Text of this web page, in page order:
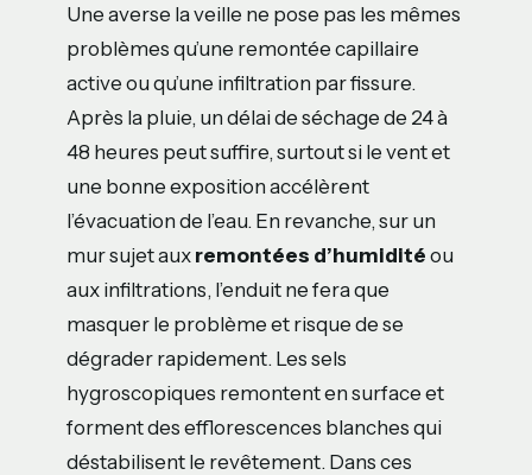
Une averse la veille ne pose pas les mêmes
problèmes qu’une remontée capillaire
active ou qu’une infiltration par fissure.
Après la pluie, un délai de séchage de 24 à
48 heures peut suffire, surtout si le vent et
une bonne exposition accélèrent
l’évacuation de l’eau. En revanche, sur un
mur sujet aux remontées d’humidité ou
aux infiltrations, l’enduit ne fera que
masquer le problème et risque de se
dégrader rapidement. Les sels
hygroscopiques remontent en surface et
forment des efflorescences blanches qui
déstabilisent le revêtement. Dans ces